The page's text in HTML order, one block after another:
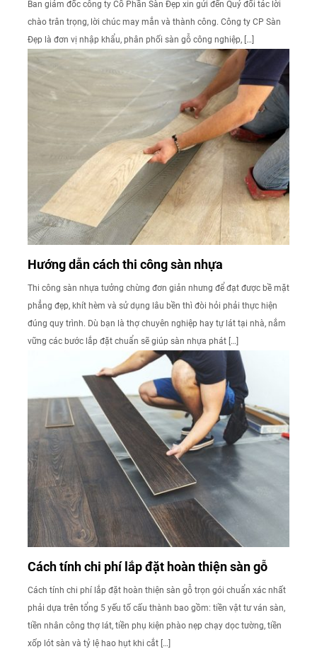
Ban giám đốc công ty Cổ Phần Sàn Đẹp xin gửi đến Quý đối tác lời
chào trân trọng, lời chúc may mắn và thành công. Công ty CP Sàn
Đẹp là đơn vị nhập khẩu, phân phối sàn gỗ công nghiệp, […]
Hướng dẫn cách thi công sàn nhựa
Thi công sàn nhựa tưởng chừng đơn giản nhưng để đạt được bề mặt
phẳng đẹp, khít hèm và sử dụng lâu bền thì đòi hỏi phải thực hiện
đúng quy trình. Dù bạn là thợ chuyên nghiệp hay tự lát tại nhà, nắm
vững các bước lắp đặt chuẩn sẽ giúp sàn nhựa phát […]
Cách tính chi phí lắp đặt hoàn thiện sàn gỗ
Cách tính chi phí lắp đặt hoàn thiện sàn gỗ trọn gói chuẩn xác nhất
phải dựa trên tổng 5 yếu tố cấu thành bao gồm: tiền vật tư ván sàn,
tiền nhân công thợ lát, tiền phụ kiện phào nẹp chạy dọc tường, tiền
xốp lót sàn và tỷ lệ hao hụt khi cắt […]